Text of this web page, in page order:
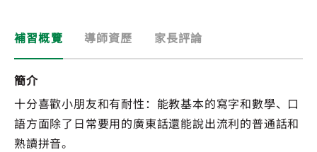
補習概覽 導師資歷 家長評論
簡介
十分喜歡小朋友和有耐性：能教基本的寫字和數學、口
語方面除了日常要用的廣東話還能說出流利的普通話和
熟讀拼音。